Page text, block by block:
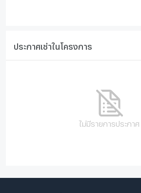
ประกาศเช่าในโครงการ
ไม่มีรายการประกาศ